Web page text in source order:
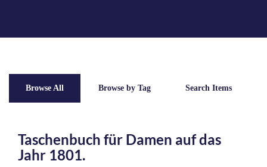
Browse All Browse by Tag Search Items
Taschenbuch für Damen auf das
Jahr 1801.